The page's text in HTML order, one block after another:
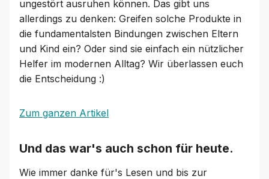
ungestört ausruhen können. Das gibt uns
allerdings zu denken: Greifen solche Produkte in
die fundamentalsten Bindungen zwischen Eltern
und Kind ein? Oder sind sie einfach ein nützlicher
Helfer im modernen Alltag? Wir überlassen euch
die Entscheidung :)
Zum ganzen Artikel
Und das war's auch schon für heute.
Wie immer danke für's Lesen und bis zur